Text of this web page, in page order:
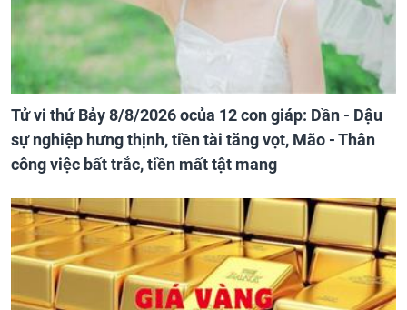
Tử vi thứ Bảy 8/8/2026 ocủa 12 con giáp: Dần - Dậu
sự nghiệp hưng thịnh, tiền tài tăng vọt, Mão - Thân
công việc bất trắc, tiền mất tật mang